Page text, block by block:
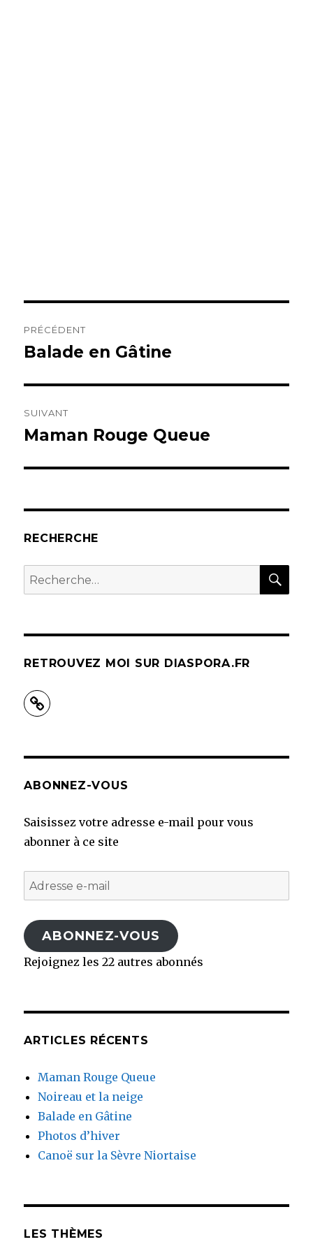
de
PRÉCÉDENT
Publication
Balade en Gâtine
SUIVANT
Publication
Maman Rouge Queue
RECHERCHE
Recherche
pour :
RETROUVEZ MOI SUR DIASPORA.FR
ABONNEZ-VOUS
Saisissez votre adresse e-mail pour vous
abonner à ce site
Adresse
e-
mail
ABONNEZ-VOUS
Rejoignez les 22 autres abonnés
ARTICLES RÉCENTS
Maman Rouge Queue
Noireau et la neige
Balade en Gâtine
Photos d’hiver
Canoë sur la Sèvre Niortaise
LES THÈMES